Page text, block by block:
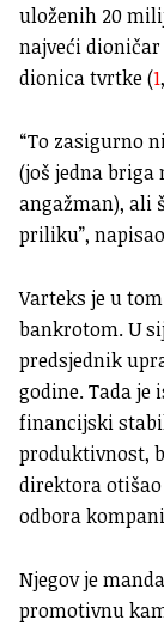
uloženih 20
najveći
dionica tvrtke (1,
“To zasigurno
(još jedna
angažman), ali
priliku”,
Varteks je u
bankrotom. U
predsjednik
godine. Tada
financijski
produktivnost,
direktora otišao
odbora
Njegov je
promotivnu